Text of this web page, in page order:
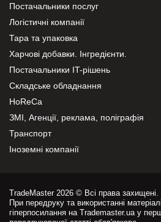
Постачальники послуг
Логістичні компанії
Тара та упаковка
Харчові добавки. Інгредієнти.
Постачальники IT-рішень
Складське обладнання
HoReCa
ЗМІ, Агенції, реклама, поліграфія
Транспорт
Іноземні компанії
TradeMaster 2026 © Всі права захищені.
При передруку та використанні
гіперпосилання на Trademaster.ua у